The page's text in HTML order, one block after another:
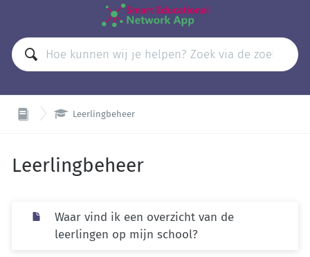
 Leerlingbeheer
Leerlingbeheer
Waar vind ik een overzicht van de
leerlingen op mijn school?